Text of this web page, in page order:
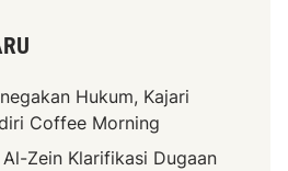
Hukum, Kajari
Coffee Morning
Zein Klarifikasi Dugaan